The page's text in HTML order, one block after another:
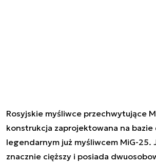
Rosyjskie myśliwce przechwytujące
konstrukcja zaprojektowana na bazie
legendarnym już myśliwcem MiG-25.
znacznie cięższy i posiada